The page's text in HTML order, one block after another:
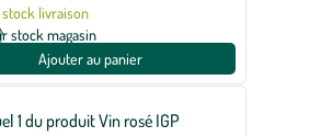
stock livraison
stock magasin
Ajouter au panier